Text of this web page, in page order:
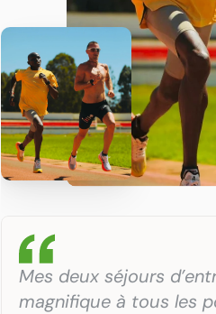
Mes deux séjours
magnifique à tous les